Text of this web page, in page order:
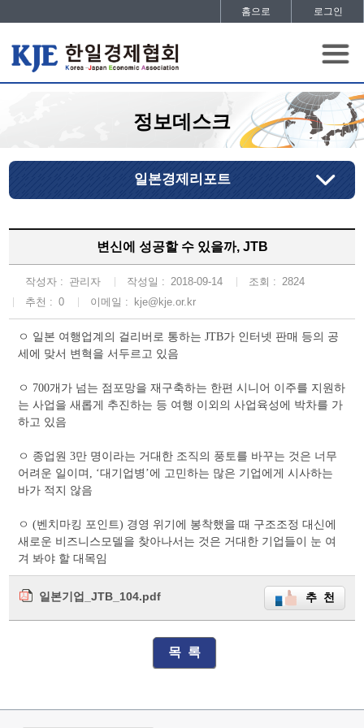
홈으로 로그인
정보데스크
일본경제리포트
변신에 성공할 수 있을까, JTB
작성자 : 관리자 작성일 : 2018-09-14 조회 : 2824
추천 : 0 이메일 : kje@kje.or.kr
ㅇ 일본 여행업계의 걸리버로 통하는 JTB가 인터넷 판매 등의 공
세에 맞서 변혁을 서두르고 있음
ㅇ 700개가 넘는 점포망을 재구축하는 한편 시니어 이주를 지원하
는 사업을 새롭게 추진하는 등 여행 이외의 사업육성에 박차를 가
하고 있음
ㅇ 종업원 3만 명이라는 거대한 조직의 풍토를 바꾸는 것은 너무
어려운 일이며, ‘대기업병’에 고민하는 많은 기업에게 시사하는
바가 적지 않음
ㅇ (벤치마킹 포인트) 경영 위기에 봉착했을 때 구조조정 대신에
새로운 비즈니스모델을 찾아나서는 것은 거대한 기업들이 눈 여
겨 봐야 할 대목임
일본기업_JTB_104.pdf 추 천
목 록